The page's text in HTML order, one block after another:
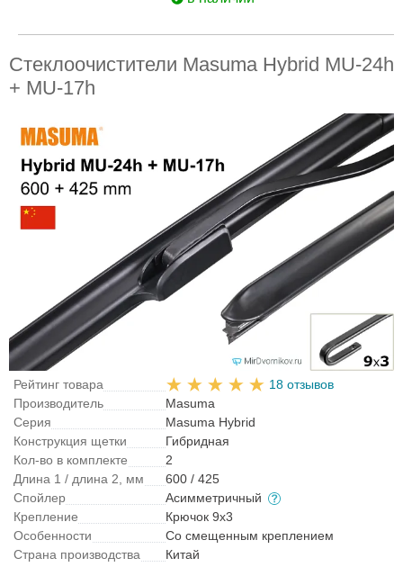
Стеклоочистители Masuma Hybrid MU-24h
+ MU-17h
Рейтинг товара
18 отзывов
Производитель
Masuma
Серия
Masuma Hybrid
Конструкция щетки
Гибридная
Кол-во в комплекте
2
Длина 1 / длина 2, мм
600 / 425
Спойлер
Асимметричный
Крепление
Крючок 9x3
Особенности
Со смещенным креплением
Страна производства
Китай